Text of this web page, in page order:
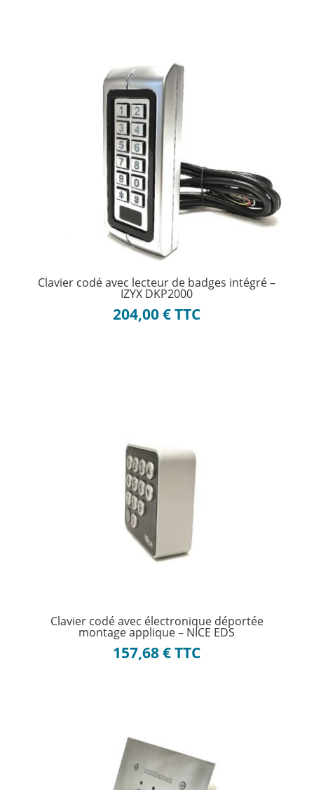
Clavier codé avec lecteur de badges intégré –
IZYX DKP2000
204,00€TTC
Clavier codé avec électronique déportée
montage applique – NICE EDS
157,68€TTC